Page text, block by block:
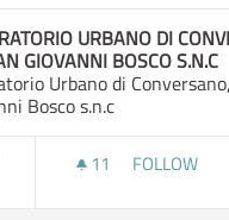
URBANO DI
GIOVANNI BOSCO S.N.C
Urbano di
Bosco s.n.c
11 11 FOLLOWERS
FOLLOW